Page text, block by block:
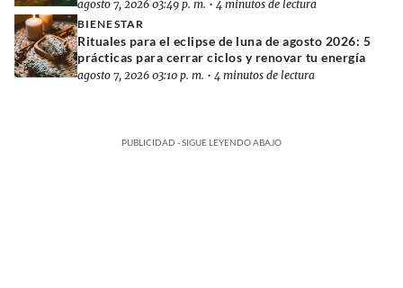
agosto 7, 2026 03:49 p. m. • 4 minutos de lectura
BIENESTAR
Rituales para el eclipse de luna de agosto 2026: 5
prácticas para cerrar ciclos y renovar tu energía
agosto 7, 2026 03:10 p. m. • 4 minutos de lectura
PUBLICIDAD - SIGUE LEYENDO ABAJO